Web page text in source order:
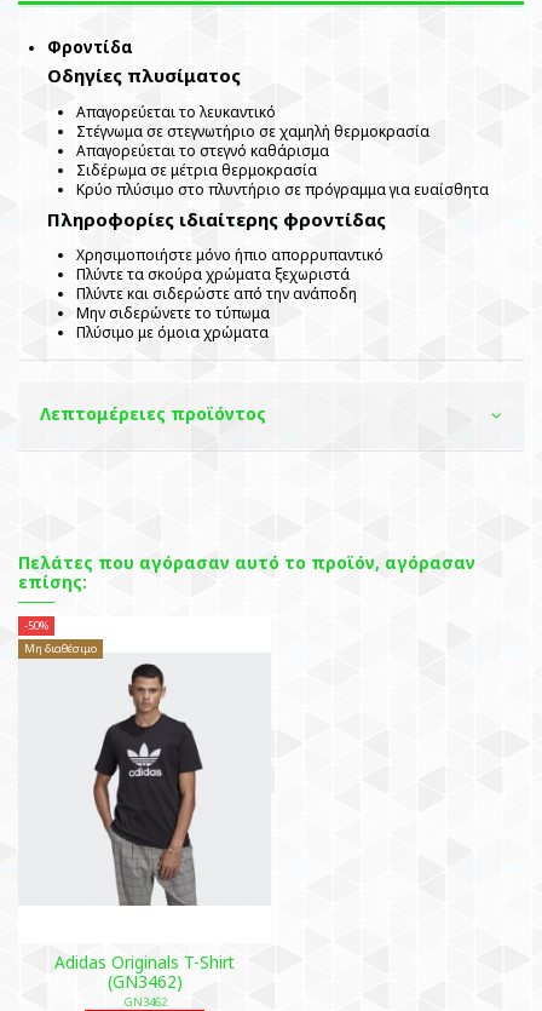
Φροντίδα
Οδηγίες πλυσίματος
Απαγορεύεται το λευκαντικό
Στέγνωμα σε στεγνωτήριο σε χαμηλή θερμοκρασία
Απαγορεύεται το στεγνό καθάρισμα
Σιδέρωμα σε μέτρια θερμοκρασία
Κρύο πλύσιμο στο πλυντήριο σε πρόγραμμα για ευαίσθητα
Πληροφορίες ιδιαίτερης φροντίδας
Χρησιμοποιήστε μόνο ήπιο απορρυπαντικό
Πλύντε τα σκούρα χρώματα ξεχωριστά
Πλύντε και σιδερώστε από την ανάποδη
Μην σιδερώνετε το τύπωμα
Πλύσιμο με όμοια χρώματα
Λεπτομέρειες προϊόντος
Πελάτες που αγόρασαν αυτό το προϊόν, αγόρασαν
επίσης:
-50%
Μη διαθέσιμο
Adidas Originals T-Shirt
(GN3462)
GN3462